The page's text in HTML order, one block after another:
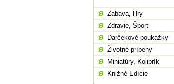
Zabava, Hry
Zdravie, Šport
Darčekové poukážky
Životné príbehy
Miniatúry, Kolibrík
Knižné Edície